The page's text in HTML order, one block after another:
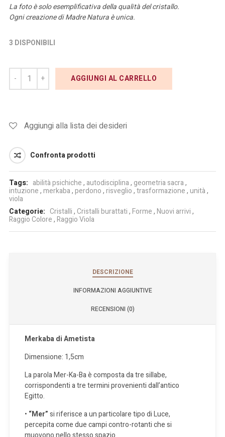
La foto è solo esemplificativa della qualità del cristallo.
Ogni creazione di Madre Natura è unica.
3 DISPONIBILI
AGGIUNGI AL CARRELLO
Aggiungi alla lista dei desideri
Confronta prodotti
Tags: abilità psichiche, autodisciplina, geometria sacra,
intuzione,merkaba,perdono,risveglio,trasformazione,unità,
viola
Categorie: Cristalli,Cristalli burattati,Forme,Nuovi arrivi,
Raggio Colore,Raggio Viola
DESCRIZIONE
INFORMAZIONI AGGIUNTIVE
RECENSIONI (0)
Merkaba di Ametista
Dimensione: 1,5cm
La parola Mer-Ka-Ba è composta da tre sillabe,
corrispondenti a tre termini provenienti dall’antico
Egitto.
• “Mer”si riferisce a un particolare tipo di Luce,
percepita come due campi contro-rotanti che si